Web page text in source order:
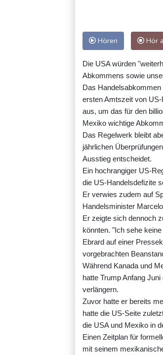
Hören Hör
Die USA würden
Abkommens sowie
Das
ersten Amtszeit von
aus, um das für den
Mexiko wichtige
Das Regelwerk bleibt
jährlichen
Ausstieg entscheidet.
Ein hochrangiger US-
die US-Handelsdefizite
Er verwies zudem auf
Handelsminister
Er zeigte sich dennoch
könnten. "Ich sehe
Ebrard auf einer
vorgebrachten
Während Kanada und
hatte Trump Anfang
verlängern.
Zuvor hatte er bereits
hatte die US-Seite
die USA und Mexiko in
Einen Zeitplan für
mit seinem